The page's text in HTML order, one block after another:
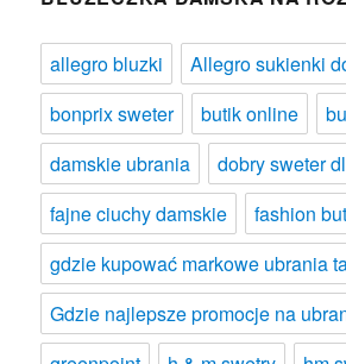
allegro bluzki
Allegro sukienki
bonprix sweter
butik online
damskie ubrania
dobry sweter
fajne ciuchy damskie
fashion
gdzie kupować markowe ubrania
Gdzie najlepsze promocje na